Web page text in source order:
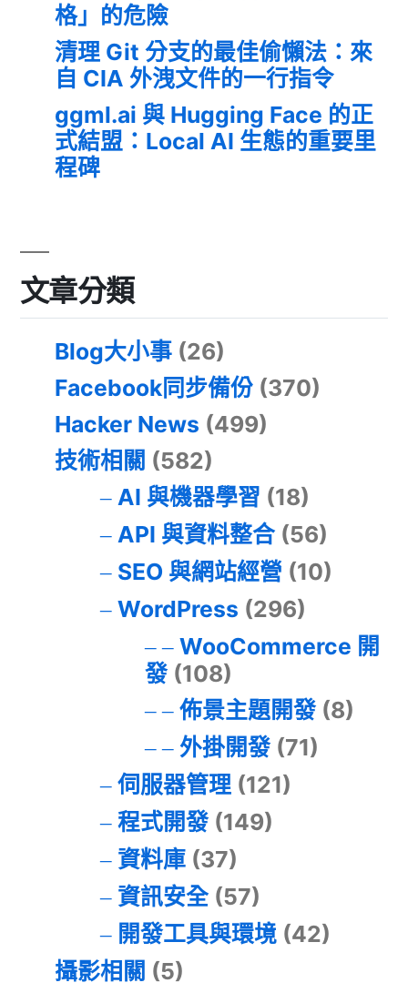
格」的危險
清理 Git 分支的最佳偷懶法：來
自 CIA 外洩文件的一行指令
ggml.ai 與 Hugging Face 的正
式結盟：Local AI 生態的重要里
程碑
文章分類
Blog大小事 (26)
Facebook同步備份 (370)
Hacker News (499)
技術相關 (582)
AI 與機器學習 (18)
API 與資料整合(56)
SEO 與網站經營 (10)
WordPress (296)
WooCommerce 開
發(108)
佈景主題開發(8)
外掛開發(71)
伺服器管理(121)
程式開發(149)
資料庫(37)
資訊安全(57)
開發工具與環境(42)
攝影相關 (5)